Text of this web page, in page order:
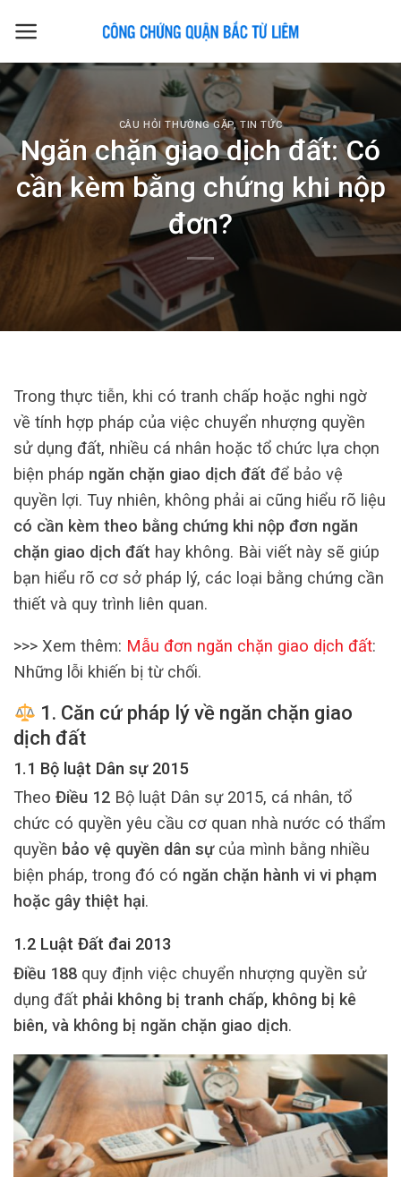
CÂU HỎI THƯỜNG GẶP,TIN TỨC
Ngăn chặn giao dịch đất: Có
cần kèm bằng chứng khi nộp
đơn?
Trong thực tiễn, khi có tranh chấp hoặc nghi ngờ
về tính hợp pháp của việc chuyển nhượng quyền
sử dụng đất, nhiều cá nhân hoặc tổ chức lựa chọn
biện pháp ngăn chặn giao dịch đất để bảo vệ
quyền lợi. Tuy nhiên, không phải ai cũng hiểu rõ liệu
có cần kèm theo bằng chứng khi nộp đơn ngăn
chặn giao dịch đất hay không. Bài viết này sẽ giúp
bạn hiểu rõ cơ sở pháp lý, các loại bằng chứng cần
thiết và quy trình liên quan.
>>> Xem thêm: Mẫu đơn ngăn chặn giao dịch đất:
Những lỗi khiến bị từ chối.
1. Căn cứ pháp lý về ngăn chặn giao
dịch đất
1.1 Bộ luật Dân sự 2015
Theo Điều 12 Bộ luật Dân sự 2015, cá nhân, tổ
chức có quyền yêu cầu cơ quan nhà nước có thẩm
quyền bảo vệ quyền dân sựcủa mình bằng nhiều
biện pháp, trong đó có ngăn chặn hành vi vi phạm
hoặc gây thiệt hại.
1.2 Luật Đất đai 2013
Điều 188 quy định việc chuyển nhượng quyền sử
dụng đất phải không bị tranh chấp, không bị kê
biên, và không bị ngăn chặn giao dịch.